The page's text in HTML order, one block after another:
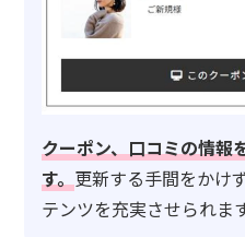
クーポン、口コミの情報
す。 更新する手間をかけ
テンツを充実させられます